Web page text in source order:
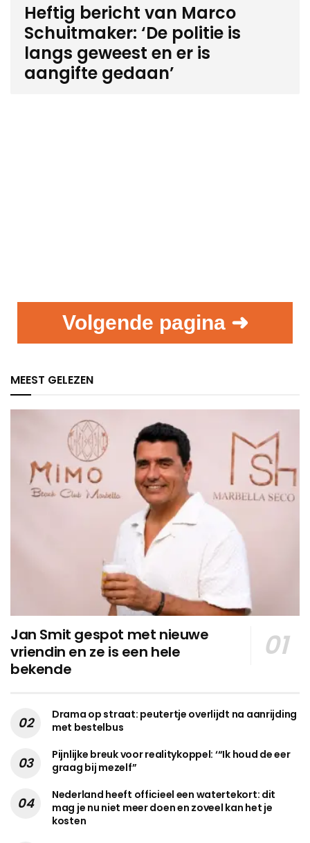
Heftig bericht van Marco
Schuitmaker: ‘De politie is
langs geweest en er is
aangifte gedaan’
Volgende pagina ➜
MEEST GELEZEN
Jan Smit gespot met nieuwe
vriendin en ze is een hele
bekende
Drama op straat: peutertje overlijdt na aanrijding
met bestelbus
Pijnlijke breuk voor realitykoppel: ‘“Ik houd de eer
graag bij mezelf”
Nederland heeft officieel een watertekort: dit
mag je nu niet meer doen en zoveel kan het je
kosten